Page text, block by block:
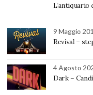
L’antiquario
9 Maggio
Revival –
4 Agosto
Dark –